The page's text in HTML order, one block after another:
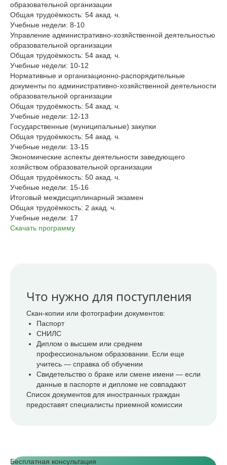
образовательной организации
Общая трудоёмкость: 54 акад. ч.
Учебные недели: 8-10
Управление административно-хозяйственной деятельностью
образовательной организации
Общая трудоёмкость: 54 акад. ч.
Учебные недели: 10-12
Нормативные и организационно-распорядительные
документы по административно-хозяйственной деятельности
образовательной организации
Общая трудоёмкость: 54 акад. ч.
Учебные недели: 12-13
Государственные (муниципальные) закупки
Общая трудоёмкость: 54 акад. ч.
Учебные недели: 13-15
Экономические аспекты деятельности заведующего
хозяйством образовательной организации
Общая трудоёмкость: 50 акад. ч.
Учебные недели: 15-16
Итоговый междисциплинарный экзамен
Общая трудоёмкость: 2 акад. ч.
Учебные недели: 17
Скачать программу
Что нужно для поступления
Скан-копии или фотографии документов:
Паспорт
СНИЛС
Диплом о высшем или среднем
профессиональном образовании. Если еще
учитесь — справка об обучении
Свидетельство о браке или смене имени — если
данные в паспорте и дипломе не совпадают
Список документов для иностранных граждан
предоставят специалисты приемной комиссии
Бесплатная консультация